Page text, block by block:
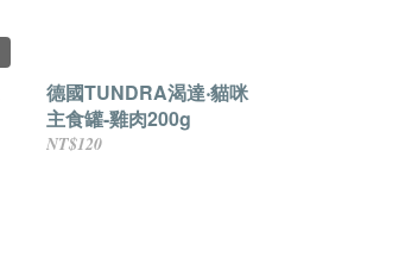
德國TUNDRA渴達‧貓咪
主食罐-雞肉200g
NT$120